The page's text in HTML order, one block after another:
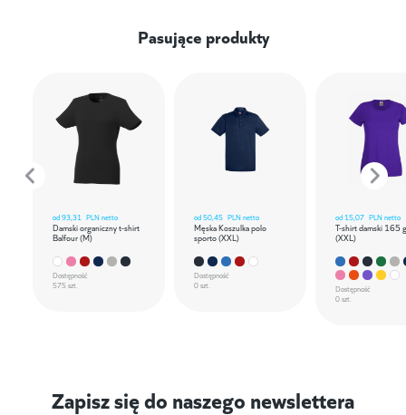
Pasujące produkty
od93,31 PLN netto
Damski organiczny t-shirt
Balfour (M)
Dostępność
575 szt.
od50,45 PLN netto
Męska Koszulka polo
sporto (XXL)
Dostępność
0 szt.
od 15,07 PLN netto
T-shirt damski 165
(XXL)
Dostępność
0 szt.
Zapisz się do naszego newslettera